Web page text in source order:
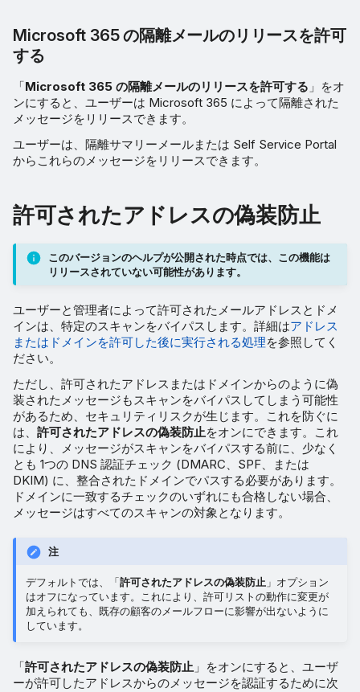
Microsoft 365 の隔離メールのリリースを許可
する
「Microsoft 365 の隔離メールのリリースを許可する 」をオ
ンにすると、ユーザーは Microsoft 365 によって隔離された
メッセージをリリースできます。
ユーザーは、隔離サマリーメールまたは Self Service Portal
からこれらのメッセージをリリースできます。
許可されたアドレスの偽装防止
このバージョンのヘルプが公開された時点では、この機能は
リリースされていない可能性があります。
ユーザーと管理者によって許可されたメールアドレスとドメ
インは、特定のスキャンをバイパスします。詳細はアドレス
またはドメインを許可した後に実行される処理を参照してく
ださい。
ただし、許可されたアドレスまたはドメインからのように偽
装されたメッセージもスキャンをバイパスしてしまう可能性
があるため、セキュリティリスクが生じます。これを防ぐに
は、 許可されたアドレスの偽装防止をオンにできます。これ
により、メッセージがスキャンをバイパスする前に、少なく
とも 1つの DNS 認証チェック (DMARC、SPF、または
DKIM) に、整合されたドメインでパスする必要があります。
ドメインに一致するチェックのいずれにも合格しない場合、
メッセージはすべてのスキャンの対象となります。
注
デフォルトでは、「許可されたアドレスの偽装防止 」オプション
はオフになっています。これにより、許可リストの動作に変更が
加えられても、既存の顧客のメールフローに影響が出ないように
しています。
「許可されたアドレスの偽装防止 」をオンにすると、ユーザ
ーが許可したアドレスからのメッセージを認証するために次